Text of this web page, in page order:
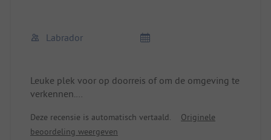
Labrador
Leuke plek voor op doorreis of om de omgeving te
verkennen.
Goed restaurant met verse vis.
Ik begrijp niet waarom het terrein geregistreerd
Deze recensie is automatisch vertaald.
Originele
beoordeling weergeven